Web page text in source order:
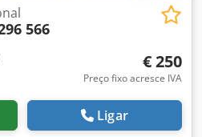
566
€ 250
Preço fixo acresce IVA
Ligar